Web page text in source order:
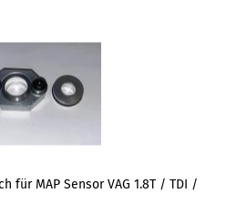
für MAP Sensor VAG 1.8T / TDI /